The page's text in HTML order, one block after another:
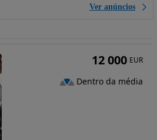
Ver anúncios
12 000 EUR
Dentro da média